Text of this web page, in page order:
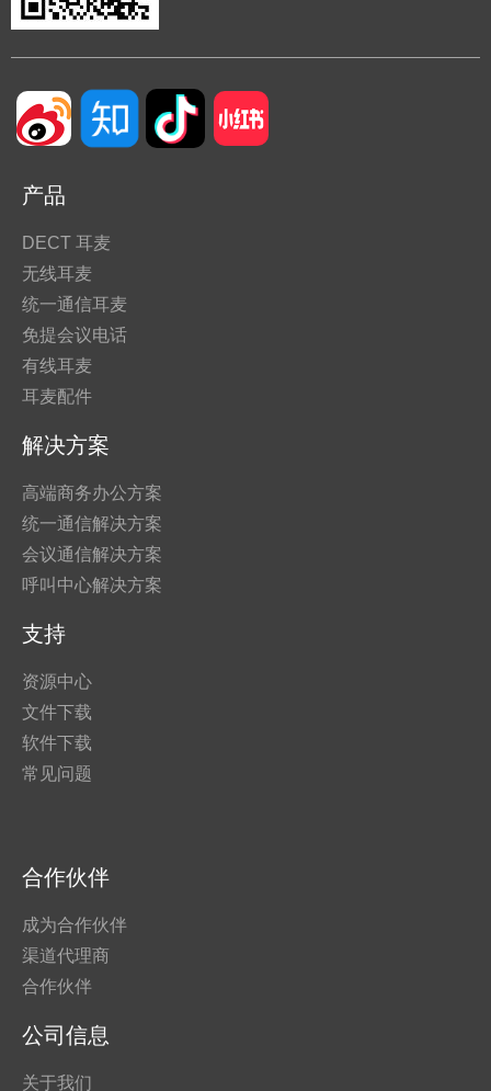
产品
DECT 耳麦
无线耳麦
统一通信耳麦
免提会议电话
有线耳麦
耳麦配件
解决方案
高端商务办公方案
统一通信解决方案
会议通信解决方案
呼叫中心解决方案
支持
资源中心
文件下载
软件下载
常见问题
合作伙伴
成为合作伙伴
渠道代理商
合作伙伴
公司信息
关于我们